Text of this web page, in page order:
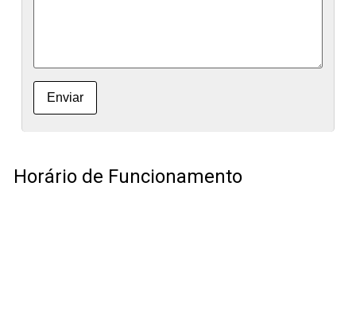
Horário de Funcionamento